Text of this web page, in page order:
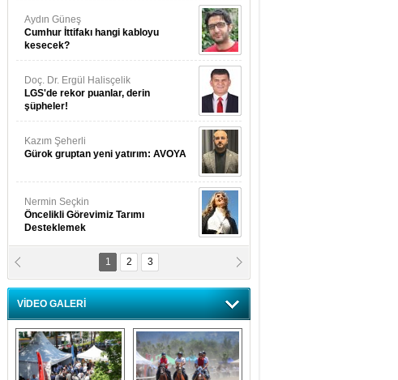
Aydın Güneş
Cumhur İttifakı hangi kabloyu
kesecek?
Doç. Dr. Ergül Halisçelik
LGS'de rekor puanlar, derin
şüpheler!
Kazım Şeherli
Gürok gruptan yeni yatırım: AVOYA
Nermin Seçkin
Öncelikli Görevimiz Tarımı
Desteklemek
Nilüfer Menekli Buzcular
Siz Hiç Kelebeklerin Sesini
Duydunuz Mu?
1 2 3
VİDEO GALERİ